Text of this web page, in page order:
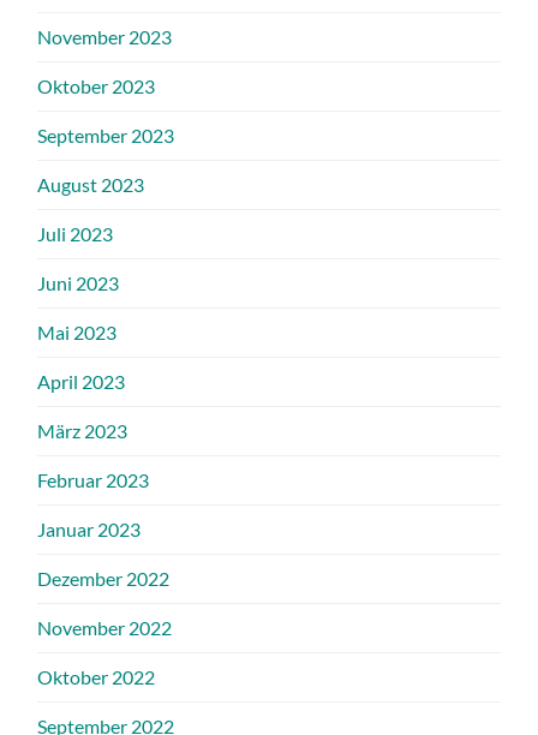
November 2023
Oktober 2023
September 2023
August 2023
Juli 2023
Juni 2023
Mai 2023
April 2023
März 2023
Februar 2023
Januar 2023
Dezember 2022
November 2022
Oktober 2022
September 2022